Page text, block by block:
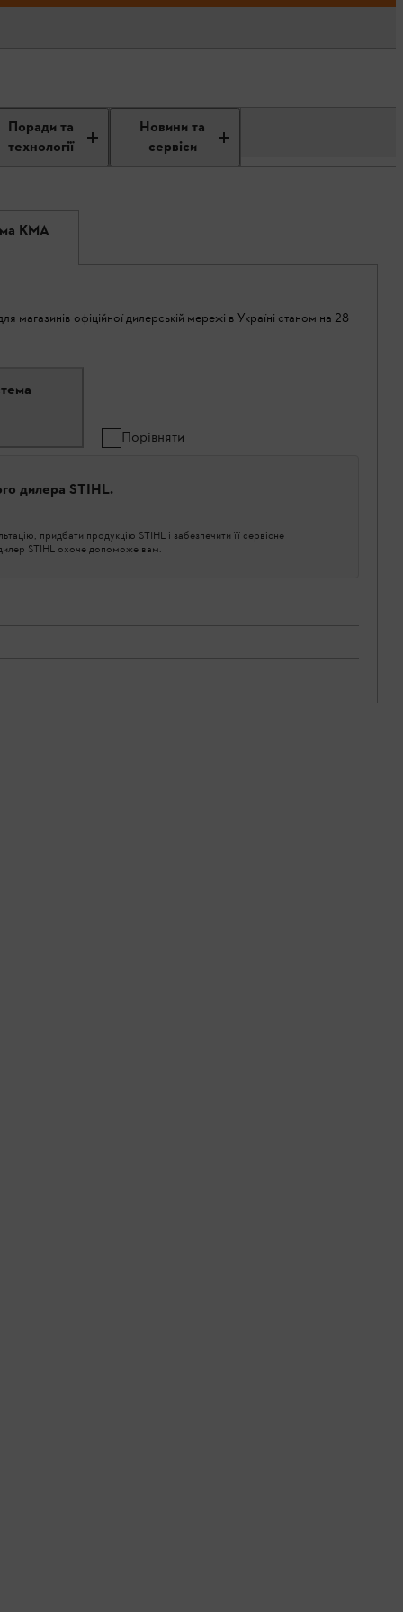
Поради та
технології
Новини та
сервіси
KMA
магазинів офіційної дилерській мережі в Україні станом на 28
Порівняти
дилера STIHL.
придбати продукцію STIHL і забезпечити її сервісне
STIHL охоче допоможе вам.